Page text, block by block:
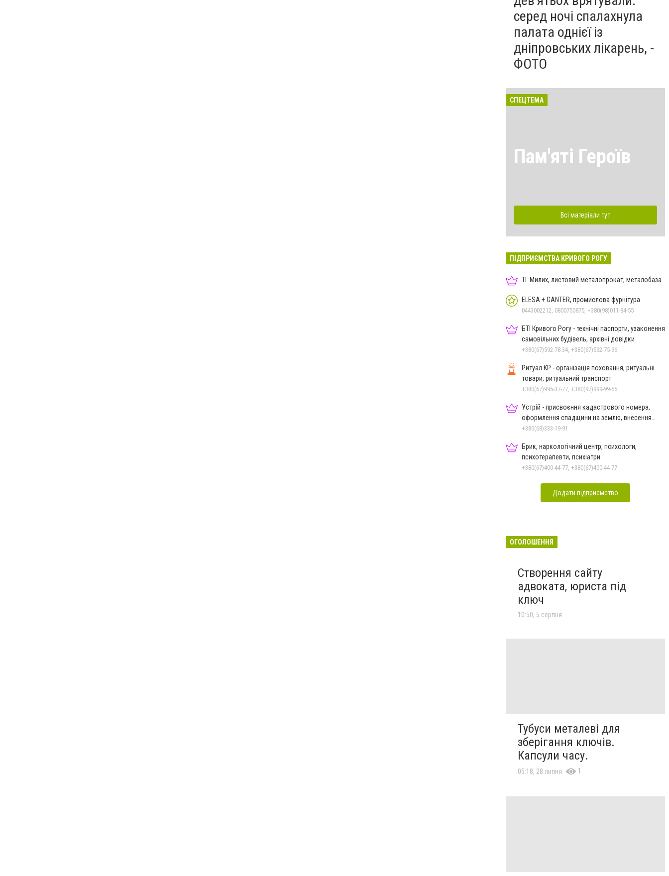
серед ночі спалахнула
палата однієї із
дніпровських лікарень, -
ФОТО
СПЕЦТЕМА
Пам'яті Героїв
Всі матеріали тут
ПІДПРИЄМСТВА КРИВОГО РОГУ
ТГ Милих, листовий металопрокат, металобаза
ELESA + GANTER, промислова фурнітура
0443002212, 0800750875, +380(98)011-84-55
БТІ Кривого Рогу - технічні паспорти, узаконення
самовільних будівель, архівні довідки
+380(67)592-78-34, +380(67)592-75-96
Ритуал КР - організація поховання, ритуальні
товари, ритуальний транспорт
+380(67)995-37-77, +380(97)999-99-55
Устрій - присвоєння кадастрового номера,
оформлення спадщини на землю, внесення
змін до кадастру
+380(68)333-19-91
Брик, наркологічний центр, психологи,
психотерапевти, психіатри
+380(67)400-44-77, +380(67)400-44-77
Додати підприємство
ОГОЛОШЕННЯ
Створення сайту
адвоката, юриста під
ключ
10:50, 5 серпня
Тубуси металеві для
зберігання ключів.
Капсули часу.
05:18, 28 липня 1